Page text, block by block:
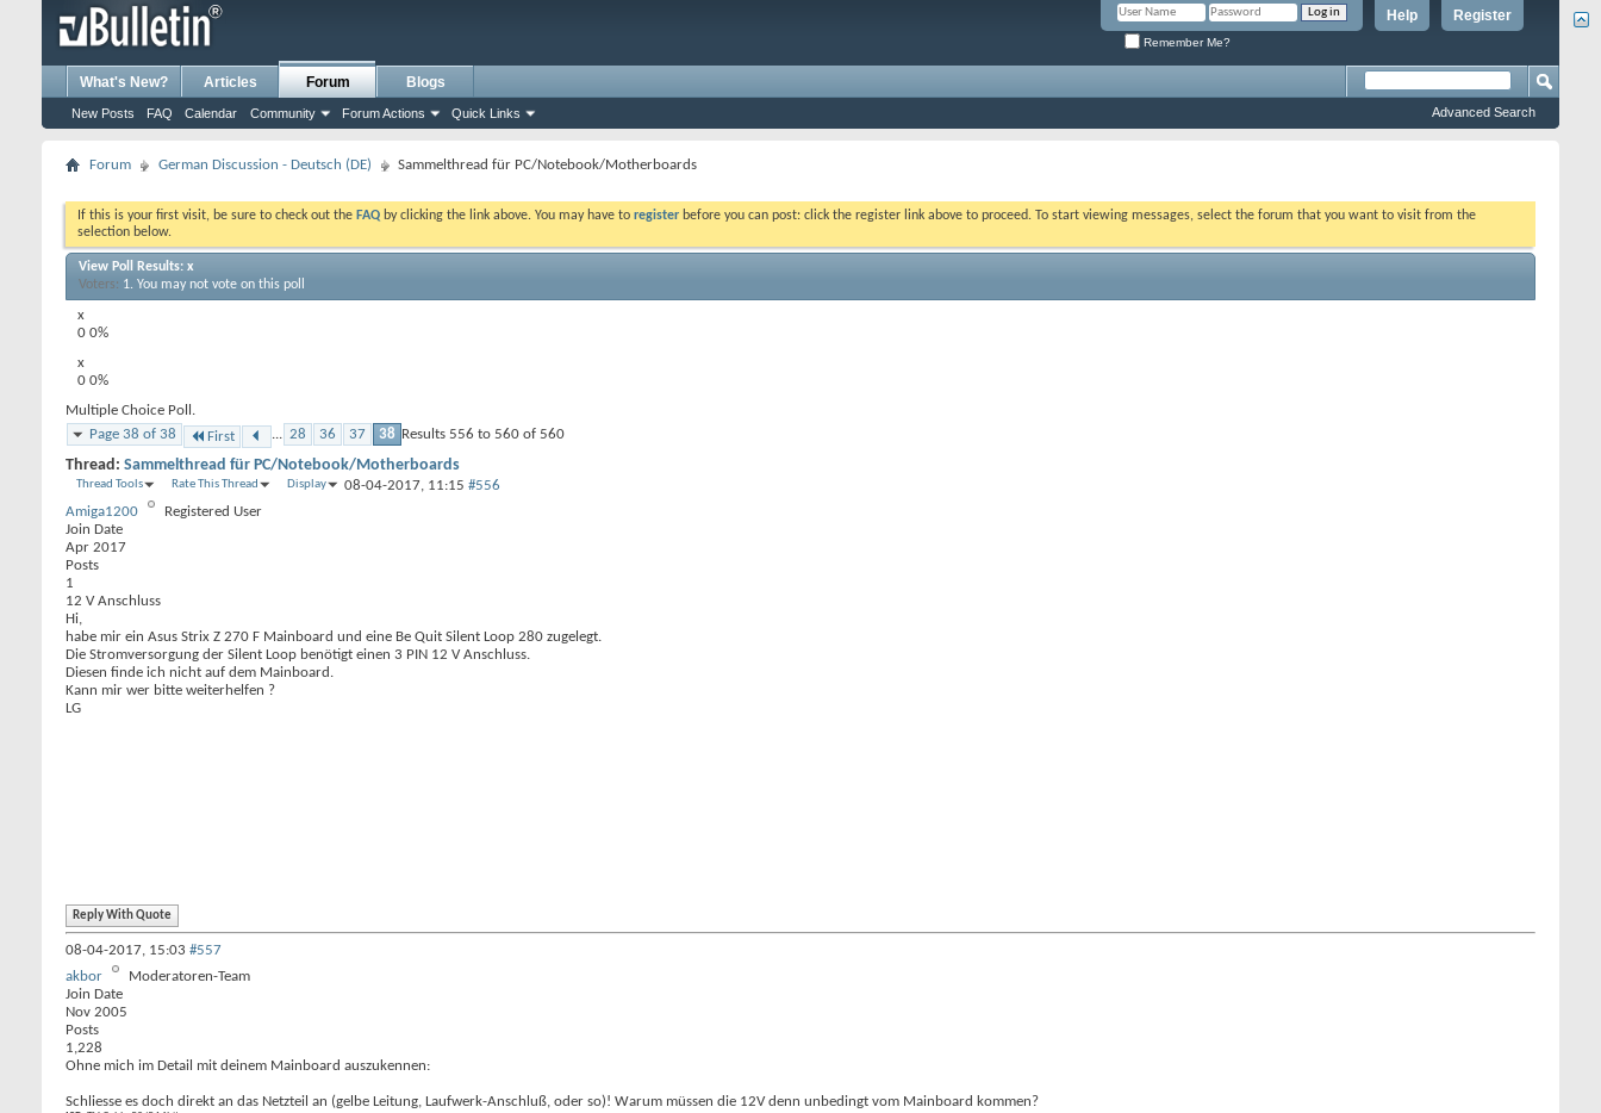
Register
Help
Remember Me?
What's New? Articles Forum
New Posts FAQ Calendar Community Forum Actions Quick Links
Blogs
Advanced Search
Forum German Discussion - Deutsch (DE) Sammelthread für PC/Notebook/Motherboards
If this is your first visit, be sure to check out the FAQ by clicking the link above. You may have to register before you can post: click the register link above to proceed. To start viewing messages, select the forum that you want to visit from the
selection below.
View Poll Results: x
Voters
1. You may not vote on this poll
x
0 0%
x
0 0%
Multiple Choice Poll.
Page 38 of 38
First ... 28 36 37 38 Results 556 to 560 of 560
Thread: Sammelthread für PC/Notebook/Motherboards
Thread Tools Rate This Thread Display 08-04-2017, 11:15 #556
Amiga1200
Registered User
Join Date
Apr 2017
Posts
1
12 V Anschluss
Hi,
habe mir ein Asus Strix Z 270 F Mainboard und eine Be Quit Silent Loop 280 zugelegt.
Die Stromversorgung der Silent Loop benötigt einen 3 PIN 12 V Anschluss.
Diesen finde ich nicht auf dem Mainboard.
Kann mir wer bitte weiterhelfen ?
LG
Reply With Quote
08-04-2017, 15:03 #557
akbor
Moderatoren-Team
Join Date
Nov 2005
Posts
1,228
Ohne mich im Detail mit deinem Mainboard auszukennen:
Schliesse es doch direkt an das Netzteil an (gelbe Leitung, Laufwerk-Anschluß, oder so)! Warum müssen die 12V denn unbedingt vom Mainboard kommen?